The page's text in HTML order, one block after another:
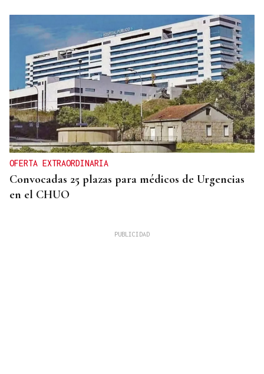
OFERTA EXTRAORDINARIA
Convocadas 25 plazas para médicos de Urgencias
en el CHUO